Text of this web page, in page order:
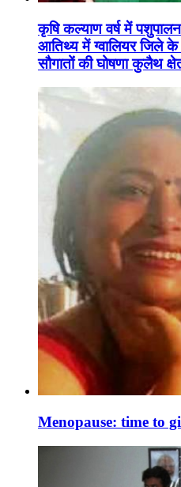
कृषि कल्याण वर्ष में
आतिथ्य में ग्वालियर जिले
सौगातों की घोषणा कुलैथ
Menopause: time to